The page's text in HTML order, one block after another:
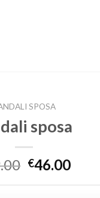
SPOSA
sposa
€46.00